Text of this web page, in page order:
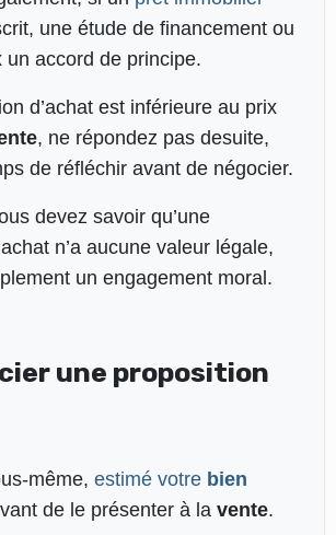
une étude de financement ou
un accord de principe.
d’achat est inférieure au prix
, ne répondez pas desuite,
de réfléchir avant de négocier.
devez savoir qu’une
n’a aucune valeur légale,
un engagement moral.
une proposition
même, estimé votre bien
de le présenter à la vente.